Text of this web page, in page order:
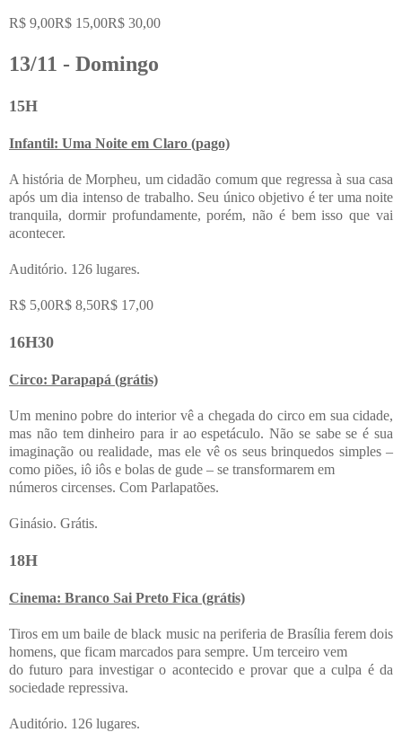
R$ 9,00R$ 15,00R$ 30,00
13/11 - Domingo
15H
Infantil: Uma Noite em Claro (pago)
A história de Morpheu, um cidadão comum que regressa à sua casa
após um dia intenso de trabalho. Seu único objetivo é ter uma noite
tranquila, dormir profundamente, porém, não é bem isso que vai
acontecer.
Auditório. 126 lugares.
R$ 5,00R$ 8,50R$ 17,00
16H30
Circo: Parapapá (grátis)
Um menino pobre do interior vê a chegada do circo em sua cidade,
mas não tem dinheiro para ir ao espetáculo. Não se sabe se é sua
imaginação ou realidade, mas ele vê os seus brinquedos simples –
como piões, iô iôs e bolas de gude – se transformarem em
números circenses. Com Parlapatões.
Ginásio. Grátis.
18H
Cinema: Branco Sai Preto Fica (grátis)
Tiros em um baile de black music na periferia de Brasília ferem dois
homens, que ficam marcados para sempre. Um terceiro vem
do futuro para investigar o acontecido e provar que a culpa é da
sociedade repressiva.
Auditório. 126 lugares.